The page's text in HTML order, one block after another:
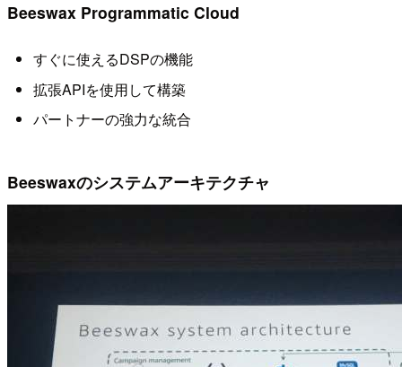
Beeswax Programmatic Cloud
すぐに使えるDSPの機能
拡張APIを使用して構築
パートナーの強力な統合
Beeswaxのシステムアーキテクチャ